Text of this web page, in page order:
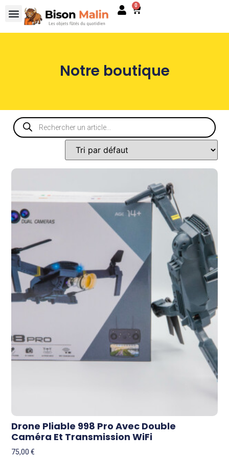
0
Notre boutique
Drone Pliable 998 Pro Avec Double
Caméra Et Transmission WiFi
75,00€